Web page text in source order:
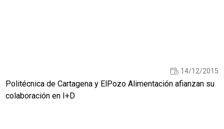
14/12/2015
Politécnica de Cartagena y ElPozo Alimentación afianzan su
colaboración en I+D